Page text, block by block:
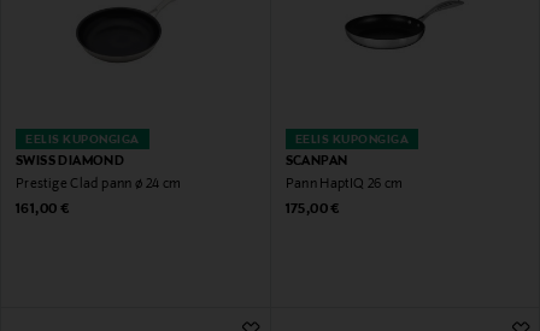
EELIS KUPONGIGA
SWISS DIAMOND
Prestige Clad pann ø 24 cm
Original Price
161,00 €
EELIS KUPONGIGA
SCANPAN
Pann HaptIQ 26 cm
Original Price
175,00 €